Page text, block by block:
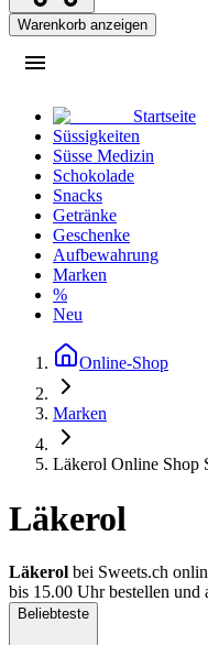
Warenkorb anzeigen
Startseite
Süssigkeiten
Süsse Medizin
Schokolade
Snacks
Getränke
Geschenke
Aufbewahrung
Marken
%
Neu
Online-Shop
Marken
Läkerol Online Shop
Läkerol
Läkerol bei Sweets.ch
bis 15.00 Uhr bestellen und
Beliebteste